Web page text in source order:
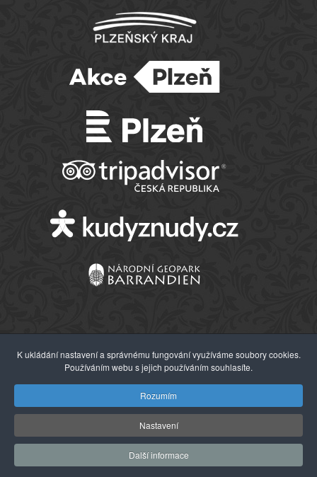
© 2026 Západočeské muzeum v Plzni
Webdesign:Agionet s.r.o.
K ukládání nastavení a správnému fungování využíváme soubory cookies.
Používáním webu s jejich používáním souhlasíte.
Rozumím
Nastavení
Další informace